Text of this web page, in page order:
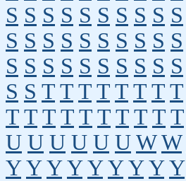
S S S S S S S S S S
S S S S S S S S S S
S S S S S S S S S S
S S T T T T T T T T
T T T T T T T T T T
U U U U U U W W
Y Y Y Y Y Y Y Y Y